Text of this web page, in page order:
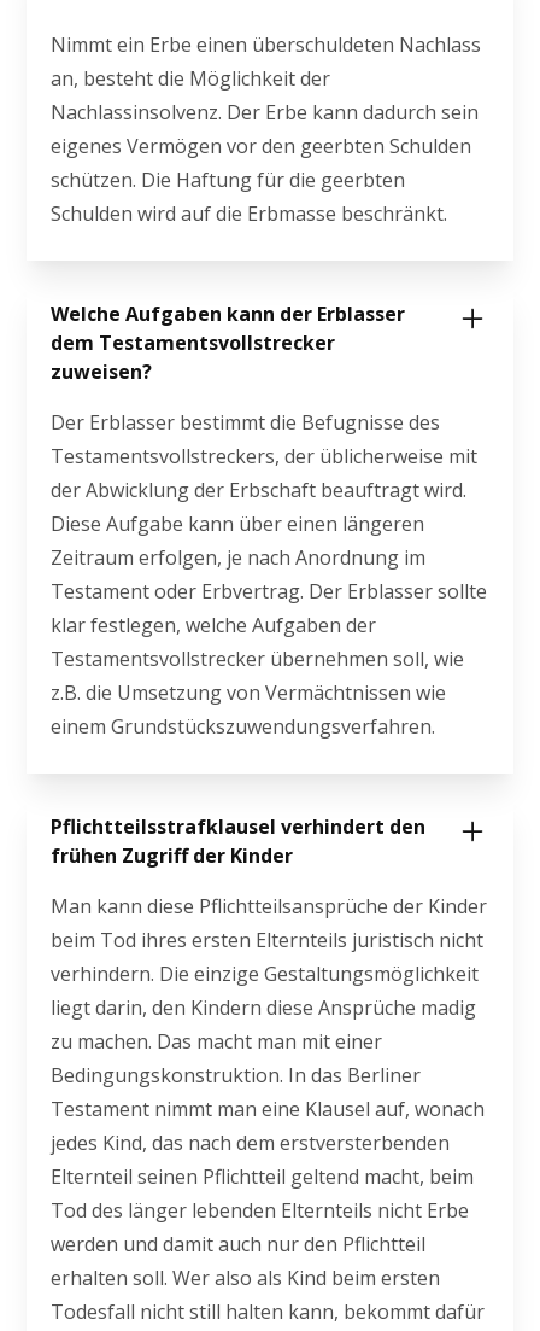
Nimmt ein Erbe einen überschuldeten Nachlass
an, besteht die Möglichkeit der
Nachlassinsolvenz. Der Erbe kann dadurch sein
eigenes Vermögen vor den geerbten Schulden
schützen. Die Haftung für die geerbten
Schulden wird auf die Erbmasse beschränkt.
Welche Aufgaben kann der Erblasser
dem Testamentsvollstrecker
zuweisen?
Der Erblasser bestimmt die Befugnisse des
Testamentsvollstreckers, der üblicherweise mit
der Abwicklung der Erbschaft beauftragt wird.
Diese Aufgabe kann über einen längeren
Zeitraum erfolgen, je nach Anordnung im
Testament oder Erbvertrag. Der Erblasser sollte
klar festlegen, welche Aufgaben der
Testamentsvollstrecker übernehmen soll, wie
z.B. die Umsetzung von Vermächtnissen wie
einem Grundstückszuwendungsverfahren.
Pflichtteilsstrafklausel verhindert den
frühen Zugriff der Kinder
Man kann diese Pflichtteilsansprüche der Kinder
beim Tod ihres ersten Elternteils juristisch nicht
verhindern. Die einzige Gestaltungsmöglichkeit
liegt darin, den Kindern diese Ansprüche madig
zu machen. Das macht man mit einer
Bedingungskonstruktion. In das Berliner
Testament nimmt man eine Klausel auf, wonach
jedes Kind, das nach dem erstversterbenden
Elternteil seinen Pflichtteil geltend macht, beim
Tod des länger lebenden Elternteils nicht Erbe
werden und damit auch nur den Pflichtteil
erhalten soll. Wer also als Kind beim ersten
Todesfall nicht still halten kann, bekommt dafür